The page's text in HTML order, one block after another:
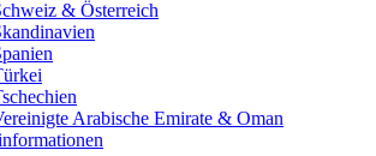
& Österreich
Arabische Emirate & Oman